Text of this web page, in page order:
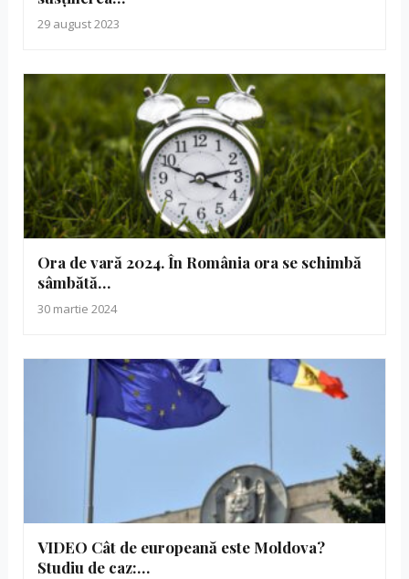
29 august 2023
Ora de vară 2024. În România ora se schimbă
sâmbătă…
30 martie 2024
VIDEO Cât de europeană este Moldova?
Studiu de caz:…